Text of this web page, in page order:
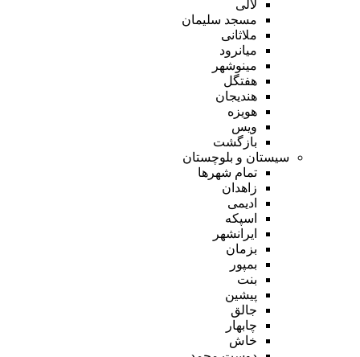
لالی
مسجد سلیمان
ملاثانی
میانرود
مینوشهر
هفتگل
هندیجان
هویزه
ویس
بازگشت
سیستان و بلوچستان
تمام شهر‌ها
زاهدان
ادیمی
اسپکه
ایرانشهر
بزمان
بمپور
بنت
پیشین
جالق
چابهار
خاش